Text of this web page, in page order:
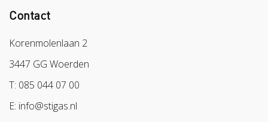
Veilig vrijwilligerswerk in het groen
Werken aan morgen
Colland
Sazas
BPL
Arbeidsmarkt
Contact
Korenmolenlaan 2
3447 GG Woerden
T: 085 044 07 00
E: info@stigas.nl